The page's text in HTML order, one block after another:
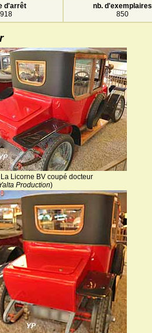
d'arrêt
nb. d'exemplaires
850
Licorne BV coupé docteur
Production)